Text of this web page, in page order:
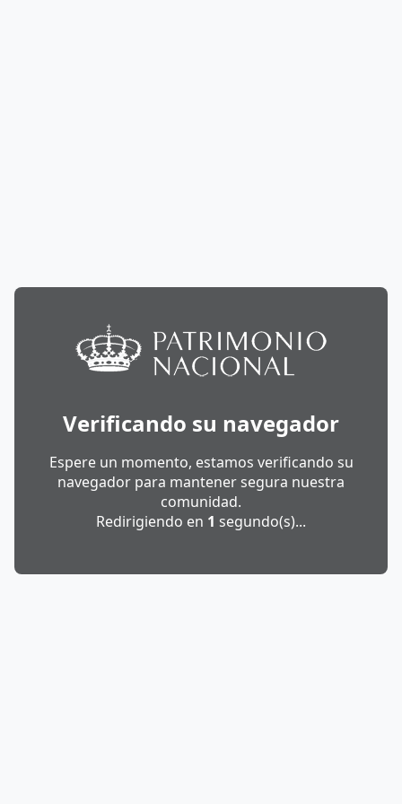
Verificando su navegador
Espere un momento, estamos verificando su
navegador para mantener segura nuestra
comunidad.
Redirigiendo en 1 segundo(s)...